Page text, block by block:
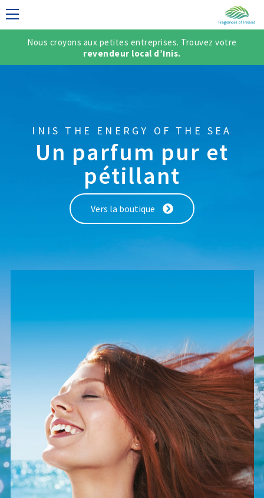
Nous croyons aux petites entreprises. Trouvez votre
revendeur local d’Inis.
INIS THE ENERGY OF THE SEA
Un parfum pur et
pétillant
Vers la boutique